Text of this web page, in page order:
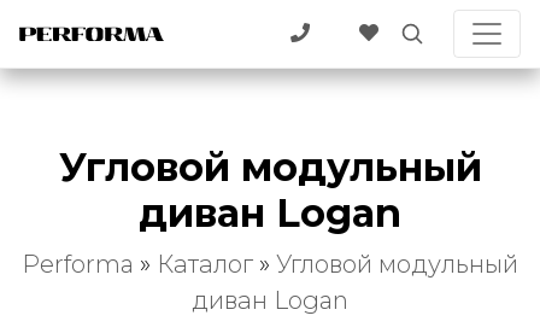
Угловой модульный
диван Logan
Performa » Каталог » Угловой модульный
диван Logan